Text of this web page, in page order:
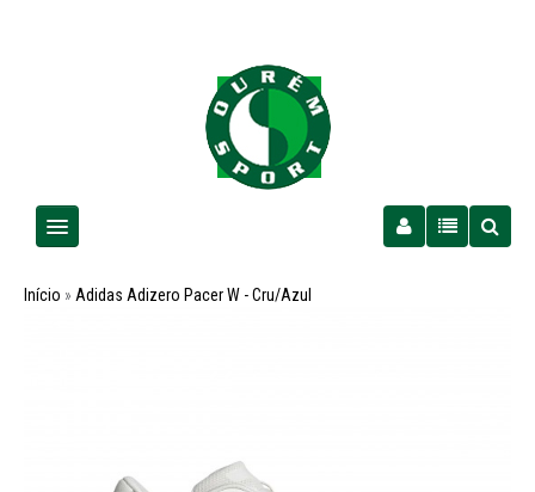
Homem
Início » Adidas Adizero Pacer W - Cru/Azul